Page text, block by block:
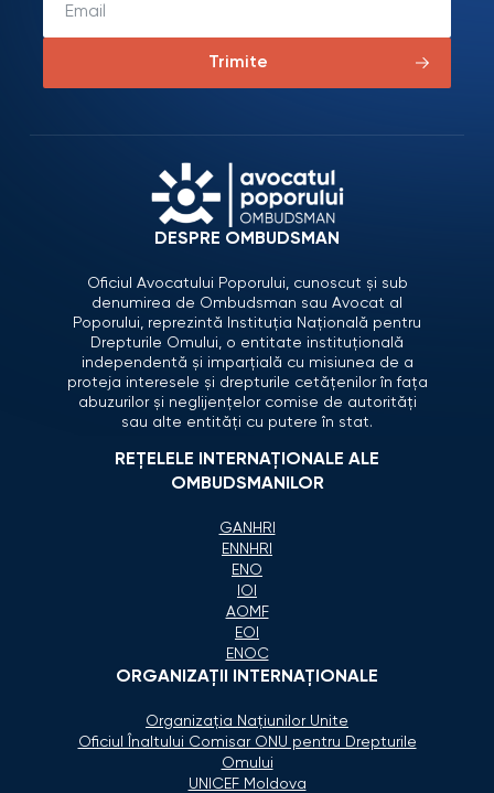
Trimite
DESPRE OMBUDSMAN
Oficiul Avocatului Poporului, cunoscut și sub
denumirea de Ombudsman sau Avocat al
Poporului, reprezintă Instituția Națională pentru
Drepturile Omului, o entitate instituțională
independentă și imparțială cu misiunea de a
proteja interesele și drepturile cetățenilor în fața
abuzurilor și neglijențelor comise de autorități
sau alte entități cu putere în stat.
REȚELELE INTERNAȚIONALE ALE
OMBUDSMANILOR
GANHRI
ENNHRI
ENO
IOI
AOMF
EOI
ENOC
ORGANIZAŢII INTERNAŢIONALE
Organizaţia Naţiunilor Unite
Oficiul Înaltului Comisar ONU pentru Drepturile
Omului
UNICEF Moldova